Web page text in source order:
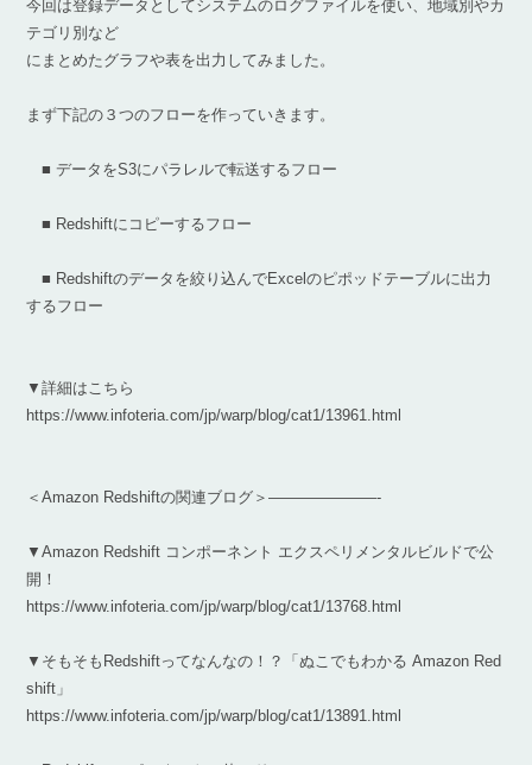
今回は登録データとしてシステムのログファイルを使い、地域別やカ
テゴリ別など
にまとめたグラフや表を出力してみました。
まず下記の３つのフローを作っていきます。
■ データをS3にパラレルで転送するフロー
■ Redshiftにコピーするフロー
■ Redshiftのデータを絞り込んでExcelのピポッドテーブルに出力
するフロー
▼詳細はこちら
https://www.infoteria.com/jp/warp/blog/cat1/13961.html
＜Amazon Redshiftの関連ブログ＞———————-
▼Amazon Redshift コンポーネント エクスペリメンタルビルドで公
開！
https://www.infoteria.com/jp/warp/blog/cat1/13768.html
▼そもそもRedshiftってなんなの！？「ぬこでもわかる Amazon Red
shift」
https://www.infoteria.com/jp/warp/blog/cat1/13891.html